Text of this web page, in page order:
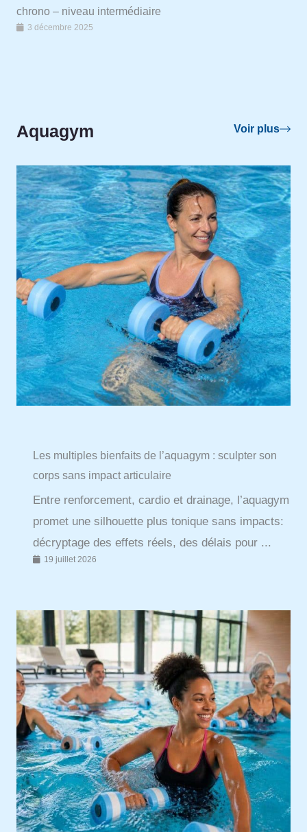
chrono – niveau intermédiaire
3 décembre 2025
Aquagym Voir plus
Les multiples bienfaits de l’aquagym : sculpter son
corps sans impact articulaire
Entre renforcement, cardio et drainage, l’aquagym
promet une silhouette plus tonique sans impacts:
décryptage des effets réels, des délais pour ...
19 juillet 2026